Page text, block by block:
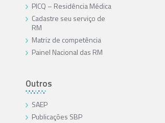
PICQ – Residência Médica
Cadastre seu serviço de
RM
Matriz de competência
Painel Nacional das RM
Outros
SAEP
Publicações SBP